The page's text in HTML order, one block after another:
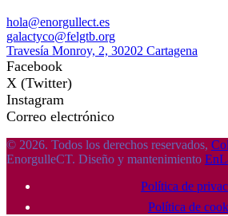
hola@enorgullect.es
galactyco@felgtb.org
Travesía Monroy, 2, 30202 Cartagena
Facebook
X (Twitter)
Instagram
Correo electrónico
© 2026. Todos los derechos reservados,
EnorgulleCT. Diseño y mantenimiento
Política de
Política de